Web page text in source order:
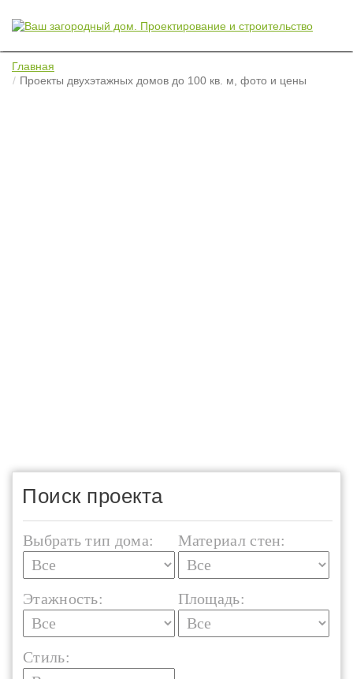
Главная
Проекты двухэтажных домов до 100 кв. м, фото и цены
Поиск проекта
Выбрать тип дома: Материал стен:
Этажность: Площадь:
Стиль: